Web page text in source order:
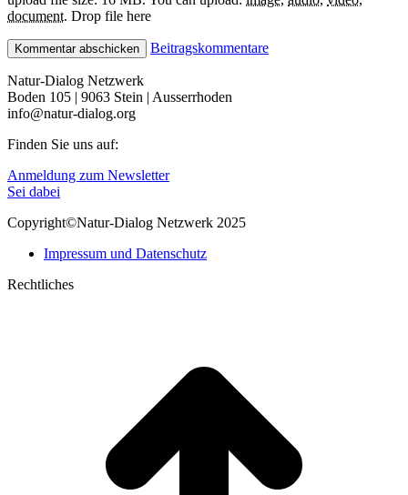
document. Drop file here
Beitragskommentare
Natur-Dialog Netzwerk
Boden 105 | 9063 Stein | Ausserrhoden
info@natur-dialog.org
Finden Sie uns auf:
Linkedin
page
in
window
E-
Mail
opens
new
Anmeldung zum Newsletter
Sei dabei
Copyright©Natur-Dialog Netzwerk 2025
Impressum und Datenschutz
Rechtliches